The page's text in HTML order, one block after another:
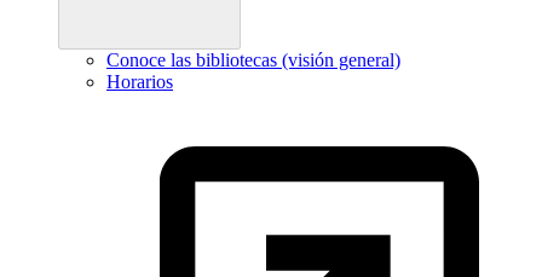
Conoce las bibliotecas (visión general)
Horarios